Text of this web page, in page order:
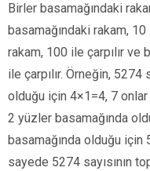
Birler basamağındaki
basamağındaki rakam,
rakam, 100 ile çarpılır ve
ile çarpılır. Örneğin, 5274
olduğu için 4×1=4, 7
2 yüzler basamağında
basamağında olduğu için
sayede 5274 sayısının